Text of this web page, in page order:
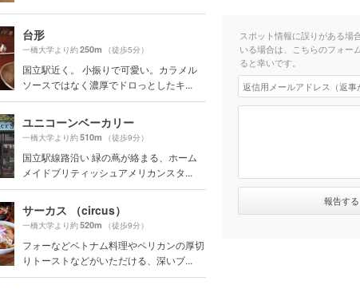
台形
一橋大学より約250m （徒歩5分）
国立駅近く。 小振りで可愛い。カラメル
ソースではなく濃厚でドロっとしたキ...
ユニコーンベーカリー
一橋大学より約510m （徒歩9分）
国立駅線路沿い 緑の蔦が絡まる、ホーム
メイドブリティッシュアメリカンスタ...
サーカス （circus）
一橋大学より約520m （徒歩9分）
フォーなどベトナム料理やペリカンの厚切
りトーストなどがいただける、深いブ...
スポット情報に誤りがある場
いる場合は、こちらのフォー
ると幸いです。